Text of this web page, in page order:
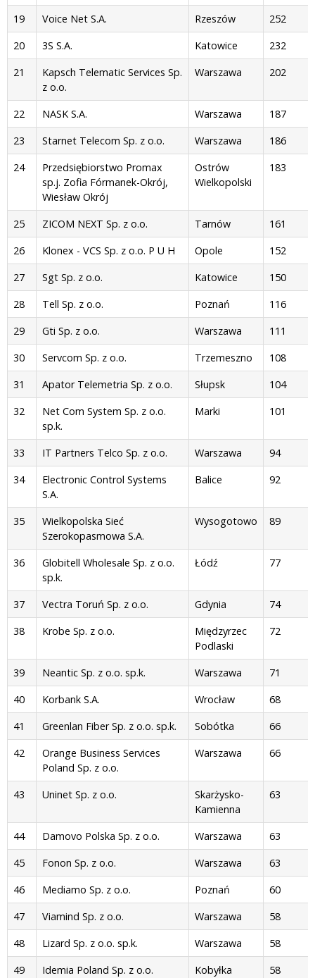
19 Voice Net S.A. Rzeszów
252
20
3S S.A. Katowice
232
21
Kapsch Telematic Services Sp.
z o.o.
Warszawa 202
22 NASK S.A. Warszawa
187
23
Starnet Telecom Sp. z o.o. Warszawa
186
24
Przedsiębiorstwo Promax
sp.j. Zofia Fórmanek-Okrój,
Wiesław Okrój
Ostrów
Wielkopolski
183
25 ZICOM NEXT Sp. z o.o. Tarnów
161
26
Klonex - VCS Sp. z o.o. P U H Opole
152
27
Sgt Sp. z o.o. Katowice
150
28
Tell Sp. z o.o. Poznań
116
29
Gti Sp. z o.o. Warszawa
111
30
Servcom Sp. z o.o. Trzemeszno
108
31
Apator Telemetria Sp. z o.o. Słupsk
104
32
Net Com System Sp. z o.o.
sp.k.
Marki 101
33 IT Partners Telco Sp. z o.o. Warszawa
94
34
Electronic Control Systems
S.A.
Balice 92
35
Wielkopolska Sieć
Szerokopasmowa S.A.
Wysogotowo 89
36
Globitell Wholesale Sp. z o.o.
sp.k.
Łódź 77
37 Vectra Toruń Sp. z o.o. Gdynia
74
38
Krobe Sp. z o.o.
Międzyrzec
Podlaski
72
39 Neantic Sp. z o.o. sp.k. Warszawa
71
40
Korbank S.A. Wrocław
68
41
Greenlan Fiber Sp. z o.o. sp.k. Sobótka
66
42
Orange Business Services
Poland Sp. z o.o.
Warszawa 66
43 Uninet Sp. z o.o.
Skarżysko-
Kamienna
63
44 Damovo Polska Sp. z o.o. Warszawa
63
45
Fonon Sp. z o.o. Warszawa
63
46
Mediamo Sp. z o.o. Poznań
60
47
Viamind Sp. z o.o. Warszawa
58
48
Lizard Sp. z o.o. sp.k. Warszawa
58
49
Idemia Poland Sp. z o.o. Kobyłka
58